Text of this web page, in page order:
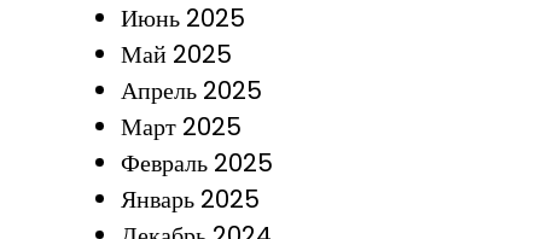
Июнь 2025
Май 2025
Апрель 2025
Март 2025
Февраль 2025
Январь 2025